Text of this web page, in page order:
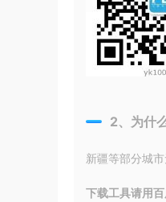
2、为什
新疆等部分城
下载工具请用百